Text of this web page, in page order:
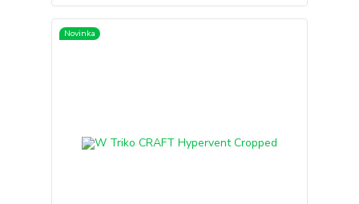
Novinka